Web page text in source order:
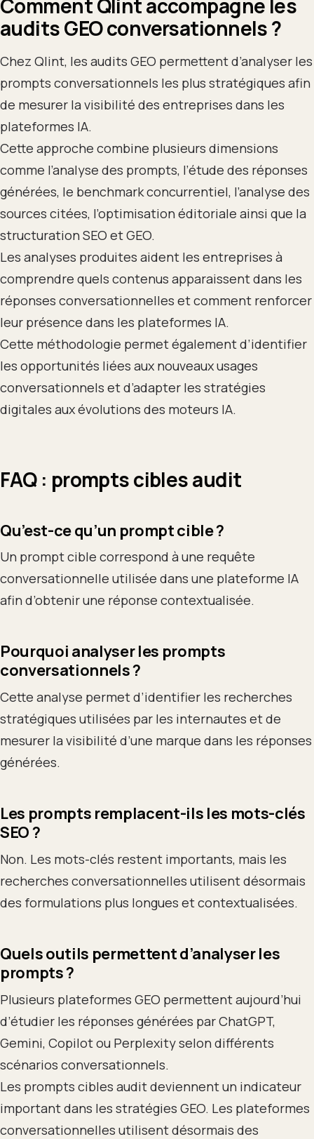
Comment Qlint accompagne les
audits GEO conversationnels ?
Chez Qlint, les audits GEO permettent d’analyser les
prompts conversationnels les plus stratégiques afin
de mesurer la visibilité des entreprises dans les
plateformes IA.
Cette approche combine plusieurs dimensions
comme l’analyse des prompts, l’étude des réponses
générées, le benchmark concurrentiel, l’analyse des
sources citées, l’optimisation éditoriale ainsi que la
structuration SEO et GEO.
Les analyses produites aident les entreprises à
comprendre quels contenus apparaissent dans les
réponses conversationnelles et comment renforcer
leur présence dans les plateformes IA.
Cette méthodologie permet également d’identifier
les opportunités liées aux nouveaux usages
conversationnels et d’adapter les stratégies
digitales aux évolutions des moteurs IA.
FAQ : prompts cibles audit
Qu’est-ce qu’un prompt cible ?
Un prompt cible correspond à une requête
conversationnelle utilisée dans une plateforme IA
afin d’obtenir une réponse contextualisée.
Pourquoi analyser les prompts
conversationnels ?
Cette analyse permet d’identifier les recherches
stratégiques utilisées par les internautes et de
mesurer la visibilité d’une marque dans les réponses
générées.
Les prompts remplacent-ils les mots-clés
SEO ?
Non. Les mots-clés restent importants, mais les
recherches conversationnelles utilisent désormais
des formulations plus longues et contextualisées.
Quels outils permettent d’analyser les
prompts ?
Plusieurs plateformes GEO permettent aujourd’hui
d’étudier les réponses générées par ChatGPT,
Gemini, Copilot ou Perplexity selon différents
scénarios conversationnels.
Les prompts cibles audit deviennent un indicateur
important dans les stratégies GEO. Les plateformes
conversationnelles utilisent désormais des